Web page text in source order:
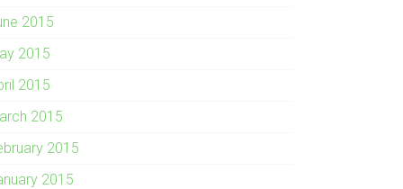
2015
2015
2015
2015
2015
2015